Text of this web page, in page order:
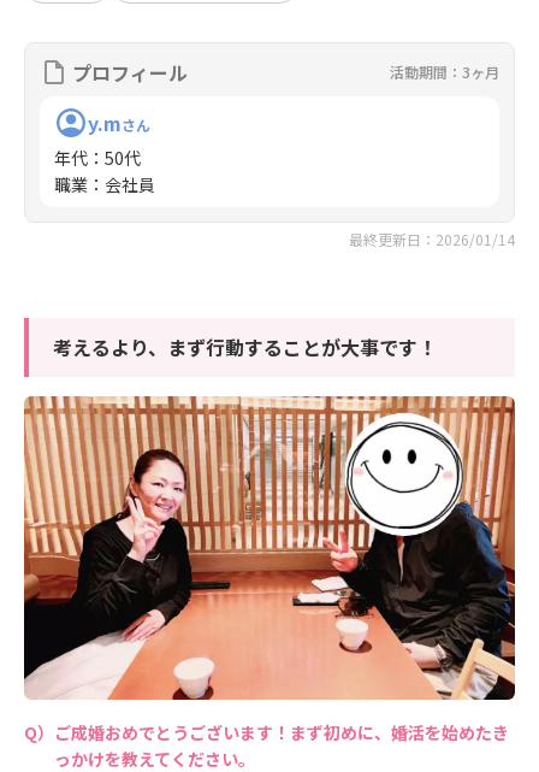
プロフィール 活動期間：3ヶ月
y.mさん
年代 ： 50代
職業 ： 会社員
最終更新日：2026/01/14
考えるより、まず行動することが大事です！
ご成婚おめでとうございます！まず初めに、婚活を始めたき
っかけを教えてください。